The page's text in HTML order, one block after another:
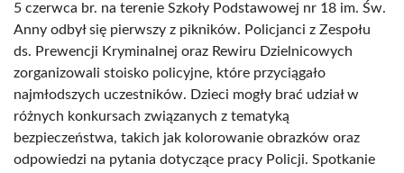
5 czerwca br. na terenie Szkoły Podstawowej nr 18 im. Św.
Anny odbył się pierwszy z pikników. Policjanci z Zespołu
ds. Prewencji Kryminalnej oraz Rewiru Dzielnicowych
zorganizowali stoisko policyjne, które przyciągało
najmłodszych uczestników. Dzieci mogły brać udział w
różnych konkursach związanych z tematyką
bezpieczeństwa, takich jak kolorowanie obrazków oraz
odpowiedzi na pytania dotyczące pracy Policji. Spotkanie